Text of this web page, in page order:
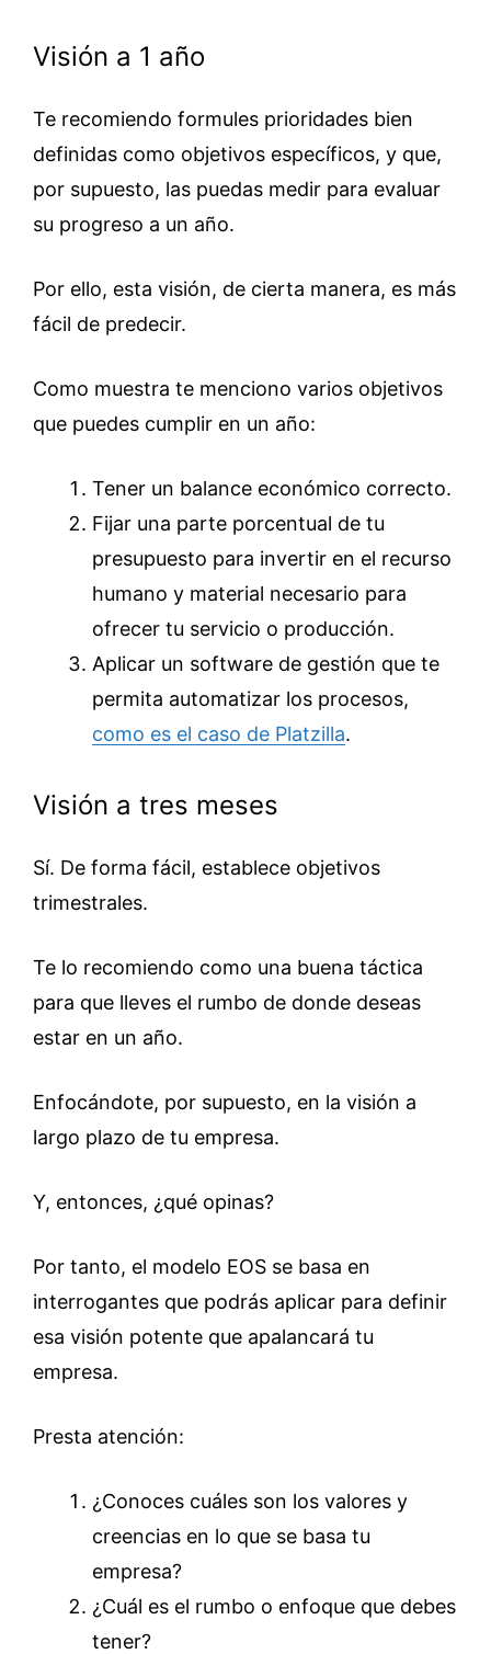
Visión a 1 año
Te recomiendo formules prioridades bien
definidas como objetivos específicos, y que,
por supuesto, las puedas medir para evaluar
su progreso a un año.
Por ello, esta visión, de cierta manera, es más
fácil de predecir.
Como muestra te menciono varios objetivos
que puedes cumplir en un año:
Tener un balance económico correcto.
Fijar una parte porcentual de tu
presupuesto para invertir en el recurso
humano y material necesario para
ofrecer tu servicio o producción.
Aplicar un software de gestión que te
permita automatizar los procesos,
como es el caso de Platzilla.
Visión a tres meses
Sí. De forma fácil, establece objetivos
trimestrales.
Te lo recomiendo como una buena táctica
para que lleves el rumbo de donde deseas
estar en un año.
Enfocándote, por supuesto, en la visión a
largo plazo de tu empresa.
Y, entonces, ¿qué opinas?
Por tanto, el modelo EOS se basa en
interrogantes que podrás aplicar para definir
esa visión potente que apalancará tu
empresa.
Presta atención:
¿Conoces cuáles son los valores y
creencias en lo que se basa tu
empresa?
¿Cuál es el rumbo o enfoque que debes
tener?